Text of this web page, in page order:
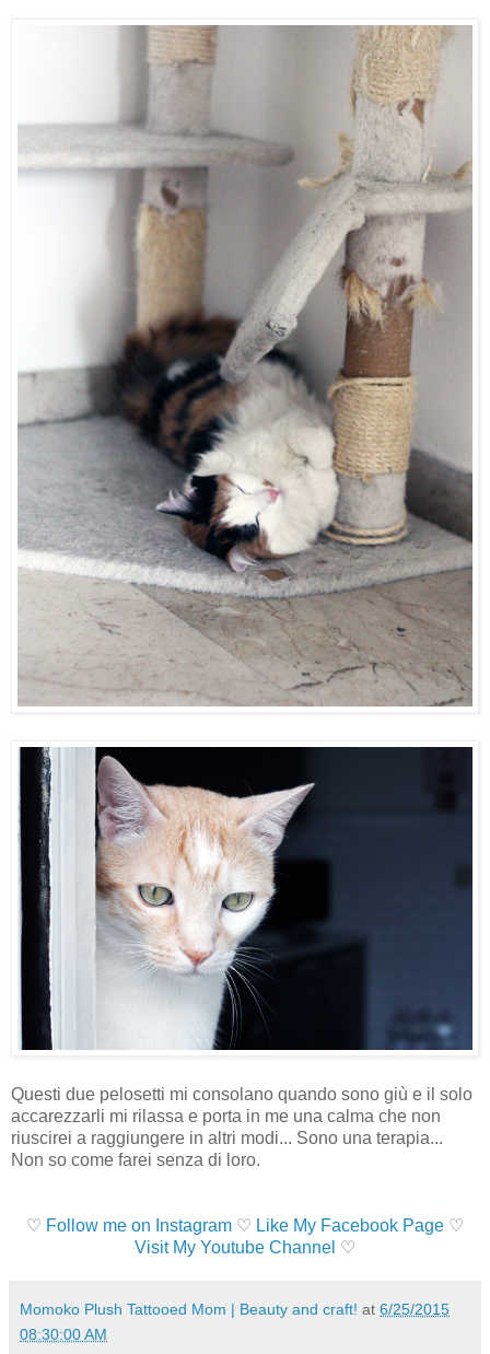
Questi due pelosetti mi consolano quando sono giù e il solo
accarezzarli mi rilassa e porta in me una calma che non
riuscirei a raggiungere in altri modi... Sono una terapia...
Non so come farei senza di loro.
♡ Follow me on Instagram ♡ Like My Facebook Page ♡
Visit My Youtube Channel ♡
Momoko Plush Tattooed Mom | Beauty and craft! at 6/25/2015
08:30:00 AM